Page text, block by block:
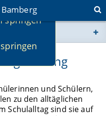
springen
und Schülern,
zu den alltäglichen
Schulalltag sind sie auf